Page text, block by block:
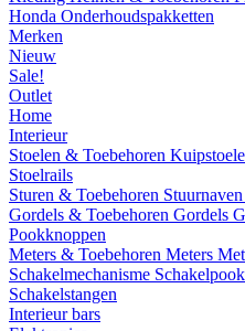
Honda Onderhoudspakketten
Merken
Nieuw
Sale!
Outlet
Home
Interieur
Stoelen & Toebehoren
Stoelrails
Sturen & Toebehoren Stuurnaven
Gordels & Toebehoren Gordels
Pookknoppen
Meters & Toebehoren Meters
Schakelmechanisme Schakelpook
Schakelstangen
Interieur bars